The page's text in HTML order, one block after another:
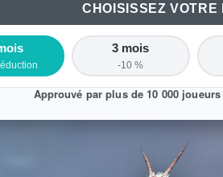
CHOISISSEZ VOTRE
3 mois
-10 %
Approuvé par plus de 10 000 joueurs